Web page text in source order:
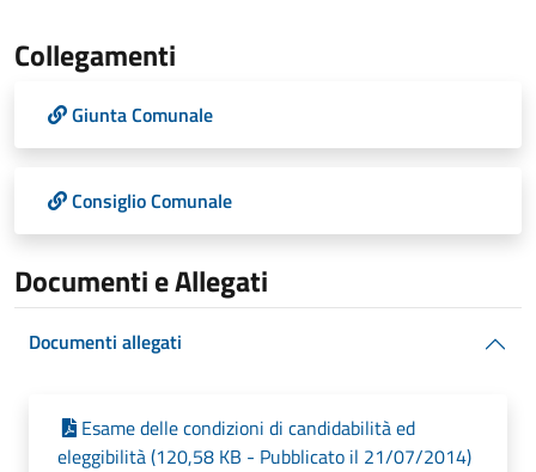
Collegamenti
Giunta Comunale
Consiglio Comunale
Documenti e Allegati
Documenti allegati
Esame delle condizioni di candidabilità ed
eleggibilità (120,58 KB - Pubblicato il 21/07/2014)